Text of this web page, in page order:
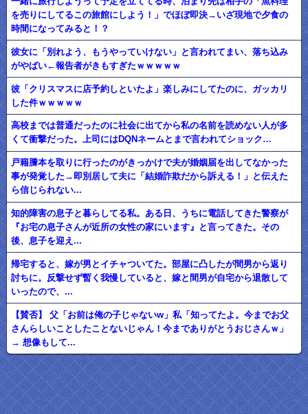
を売りにしてるこの旅館にしよう！」でほぼ即決→いざ現地で夕食の
時間になってみると！？
彼女に「別れよう、もうやっていけない」と言われてまい、落ち込み
がやばい←報告者がきもすぎたｗｗｗｗｗ
彼「クリスマスに店予約しといたよ」楽しみにしてたのに、ガッカリ
した件ｗｗｗｗｗ
高校までは普通だったのに社会に出てから私の名前を読めない人が多
くて衝撃だった。上司にはDQNネームとまで言われてショック…
戸籍謄本を取りに行ったのがきっかけで夫が婚姻届を出してなかった
事が発覚した→即別居して夫に「結婚詐欺だから訴える！」と伝えた
ら信じられない...
知的障害の息子と暮らしてる私。ある日、うちに電話してきた警察が
『お宅の息子さんが近所の女性の家にいます』と言ってきた。その
後、息子を迎え...
帰宅すると、嫁が男とイチャついてた。部屋に凸したが間男から返り
討ちに。反撃せず暫く我慢していると、嫁と間男が自宅から退散して
いったので、...
【賛否】 父「お前は俺の子じゃないw」私「知ってたよ。今までお父
さんらしいことしたことないじゃん！今までありがとうおじさんｗ」
→ 想像もして...